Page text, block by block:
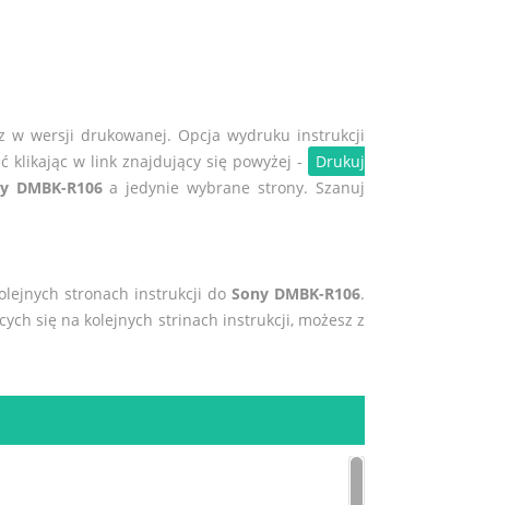
w wersji drukowanej. Opcja wydruku instrukcji
klikając w link znajdujący się powyżej -
Drukuj
DMBK-R106a jedynie wybrane strony. Szanuj
stronach instrukcji do Sony DMBK-R106.
się na kolejnych strinach instrukcji, możesz z